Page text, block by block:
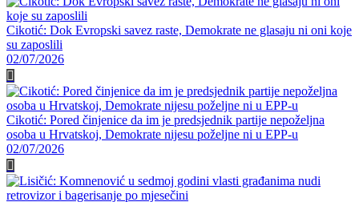
Cikotić: Dok Evropski savez raste, Demokrate ne glasaju ni oni koje
su zaposlili
02/07/2026
Cikotić: Pored činjenice da im je predsjednik partije nepoželjna
osoba u Hrvatskoj, Demokrate nijesu poželjne ni u EPP-u
02/07/2026